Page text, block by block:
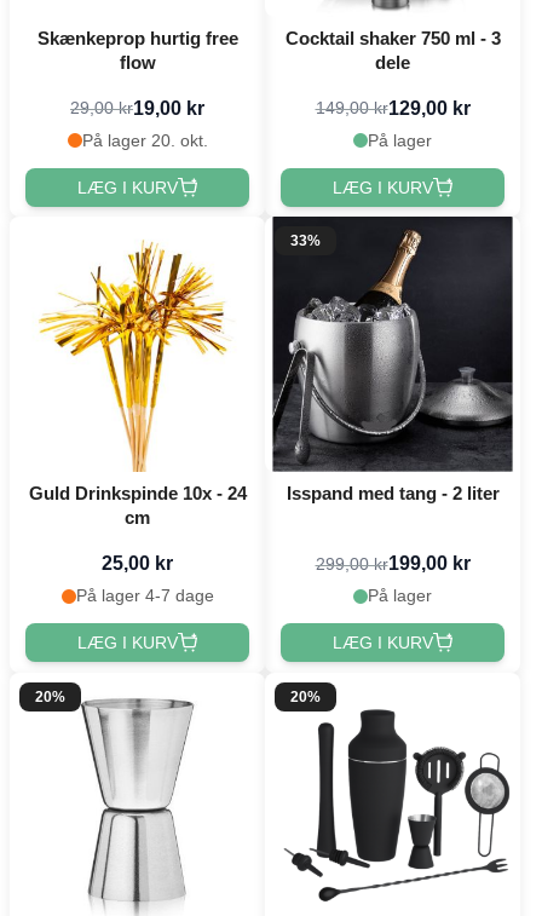
Skænkeprop hurtig free
flow
29,00 kr19,00 kr
På lager 20. okt.
LÆG I KURV
Cocktail shaker 750 ml - 3
dele
149,00 kr129,00 kr
På lager
LÆG I KURV
Guld Drinkspinde 10x - 24
cm
25,00 kr
På lager 4-7 dage
LÆG I KURV
33%
Isspand med tang - 2 liter
299,00 kr199,00 kr
På lager
LÆG I KURV
20% 20%